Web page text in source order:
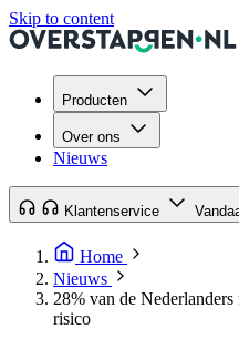
Skip to content
Producten
Over ons
Nieuws
Klantenservice
Home
Nieuws
28% van de
risico